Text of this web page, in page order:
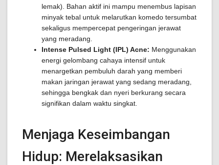
lemak). Bahan aktif ini mampu menembus lapisan
minyak tebal untuk melarutkan komedo tersumbat
sekaligus mempercepat pengeringan jerawat
yang meradang.
Intense Pulsed Light (IPL) Acne: Menggunakan
energi gelombang cahaya intensif untuk
menargetkan pembuluh darah yang memberi
makan jaringan jerawat yang sedang meradang,
sehingga bengkak dan nyeri berkurang secara
signifikan dalam waktu singkat.
Menjaga Keseimbangan
Hidup: Merelaksasikan